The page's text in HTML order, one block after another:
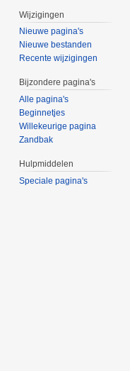
Wijzigingen
Nieuwe pagina's
Nieuwe bestanden
Recente wijzigingen
Bijzondere pagina's
Alle pagina's
Beginnetjes
Willekeurige pagina
Zandbak
Hulpmiddelen
Speciale pagina's